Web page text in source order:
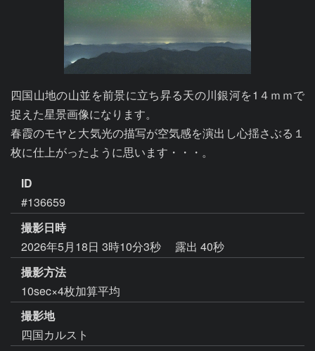
四国山地の山並を前景に立ち昇る天の川銀河を1４ｍｍで
捉えた星景画像になります。
春霞のモヤと大気光の描写が空気感を演出し心揺さぶる１
枚に仕上がったように思います・・・。
ID
#136659
撮影日時
2026年5月18日 3時10分3秒
露出 40秒
撮影方法
10sec×4枚加算平均
撮影地
四国カルスト